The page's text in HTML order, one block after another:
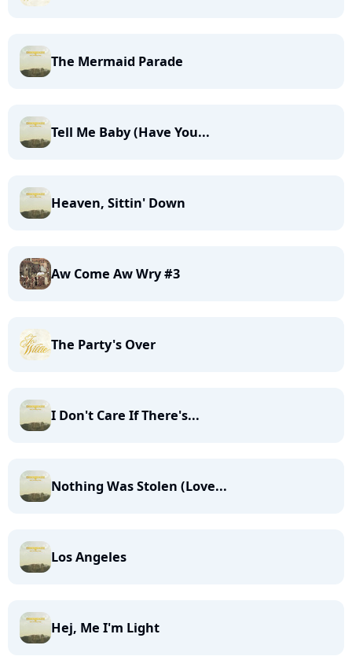
The Mermaid Parade
Tell Me Baby (Have You...
Heaven, Sittin' Down
Aw Come Aw Wry #3
The Party's Over
I Don't Care If There's...
Nothing Was Stolen (Love...
Los Angeles
Hej, Me I'm Light